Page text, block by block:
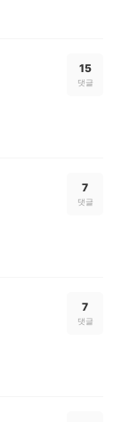
15
댓글
7
댓글
7
댓글